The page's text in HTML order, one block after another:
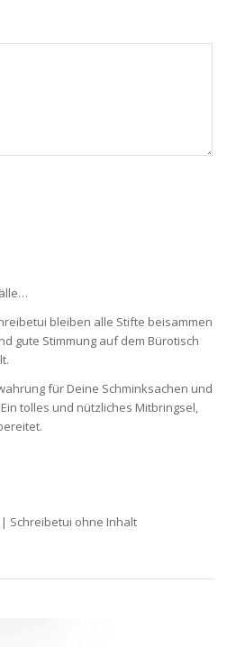
bleiben alle Stifte beisammen
gute Stimmung auf dem Bürotisch
für Deine Schminksachen und
tolles und nützliches Mitbringsel,
Schreibetui ohne Inhalt